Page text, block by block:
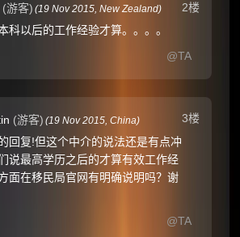
2楼
(游客) (19 Nov 2015,New Zealand)
科以后的工作经验才算。。。。
@TA
3楼
(游客) (19 Nov 2015,China)
回复!但这个中介的说法还是有点冲
说最高学历之后的才算有效工作经
面在移民局官网有明确说明吗？谢
@TA